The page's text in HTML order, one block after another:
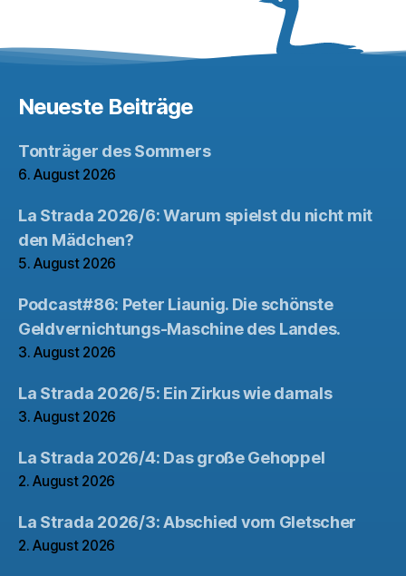
Neueste Beiträge
Tonträger des Sommers
6. August 2026
La Strada 2026/6: Warum spielst du nicht mit
den Mädchen?
5. August 2026
Podcast#86: Peter Liaunig. Die schönste
Geldvernichtungs-Maschine des Landes.
3. August 2026
La Strada 2026/5: Ein Zirkus wie damals
3. August 2026
La Strada 2026/4: Das große Gehoppel
2. August 2026
La Strada 2026/3: Abschied vom Gletscher
2. August 2026